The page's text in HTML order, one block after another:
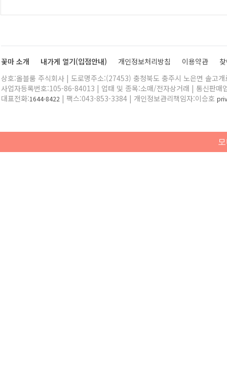
꽃마 소개 내가게 열기(입점안내) 개인정보처리방침 이용약관
상호:올블룸 주식회사 | 도로명주소:(27453) 충청북도 충주시 노은면 솔고
사업자등록번호:105-86-84013 | 업태 및 종목:소매/전자상거래 | 통신판매
대표전화:1644-8422 | 팩스:043-853-3384 | 개인정보관리책임자:이승호